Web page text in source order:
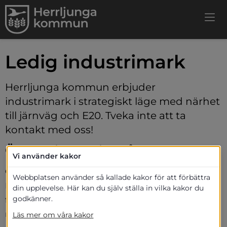
webbplats.
Ledig industrimark
Herrljunga kommun erbjuder
industrimark i strategiskt läge med närhet
till järnväg och E20. Tveka inte att ta
kontakt med oss!
Öltorps industriområde
Öltorps industriområde är beläget cirka 2 km från
Herrljunga centrum och erbjuder goda möjligheter
för etablering av industri. Bra kommunikation och
nära till service.
Vi använder kakor
Webbplatsen använder så kallade kakor för att förbättra
din upplevelse. Här kan du själv ställa in vilka kakor du
godkänner.
Läs mer om våra kakor